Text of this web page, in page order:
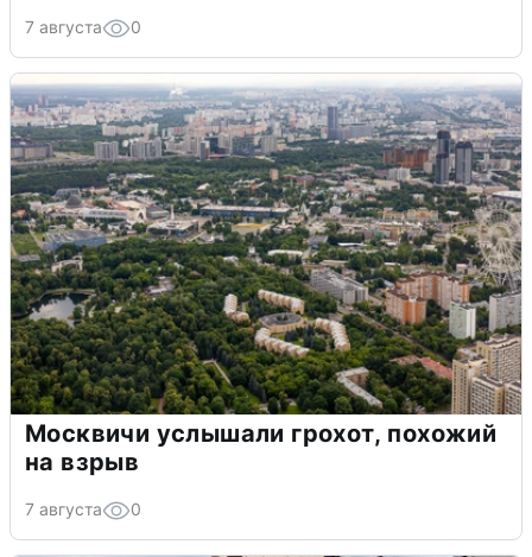
7 августа 0
Москвичи услышали грохот, похожий
на взрыв
7 августа 0